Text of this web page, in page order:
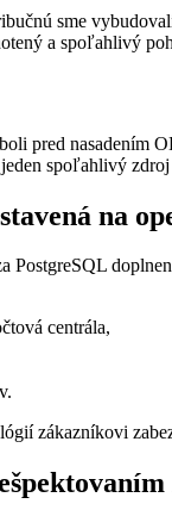
sme
a spoľahlivý
pred nasadením
spoľahlivý
na
PostgreSQL
centrála,
zákazníkovi